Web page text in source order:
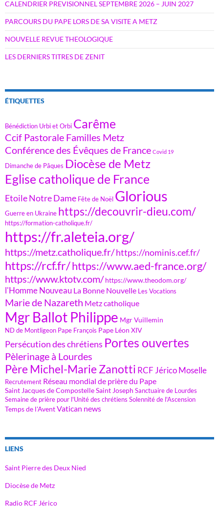
CALENDRIER PREVISIONNEL SEPTEMBRE 2026 – JUIN 2027
PARCOURS DU PAPE LORS DE SA VISITE A METZ
NOUVELLE REVUE THEOLOGIQUE
LES DERNIERS TITRES DE ZENIT
ÉTIQUETTES
Bénédiction Urbi et Orbi Carême
Ccif Pastorale Familles Metz
Conférence des Évêques de France Covid 19
Dimanche de Pâques Diocèse de Metz
Eglise catholique de France
Etoile Notre Dame Fête de Noël Glorious
Guerre en Ukraine https://decouvrir-dieu.com/
https://formation-catholique.fr/
https://fr.aleteia.org/
https://metz.catholique.fr/https://nominis.cef.fr/
https://rcf.fr/https://www.aed-france.org/
https://www.ktotv.com/ https://www.theodom.org/
l'Homme Nouveau La Bonne Nouvelle Les Vocations
Marie de Nazareth Metz catholique
Mgr Ballot Philippe Mgr Vuillemin
ND de Montligeon Pape François Pape Léon XIV
Persécution des chrétiens Portes ouvertes
Pèlerinage à Lourdes
Père Michel-Marie Zanotti RCF Jérico Moselle
Recrutement Réseau mondial de prière du Pape
Saint Jacques de CompostelleSaint Joseph Sanctuaire de Lourdes
Semaine de prière pour l'Unité des chrétiens Solennité de l'Ascension
Temps de l'AventVatican news
LIENS
Saint Pierre des Deux Nied
Diocèse de Metz
Radio RCF Jérico